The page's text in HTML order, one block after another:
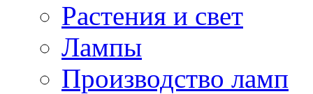
Растения и свет
Лампы
Производство ламп